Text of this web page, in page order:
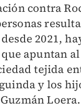
contra
2021,
apuntan
tejida
y los
Loera.